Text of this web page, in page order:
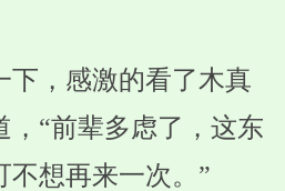
，感激的看了木真
，“前辈多虑了，这东
不想再来一次。”